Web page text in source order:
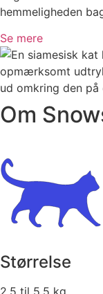
hemmeligheden
Se mere
Om
Størrelse